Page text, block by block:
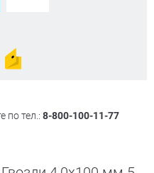
по тел.: 8-800-100-11-77